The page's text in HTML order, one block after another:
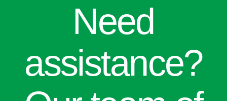
Need
assistance?